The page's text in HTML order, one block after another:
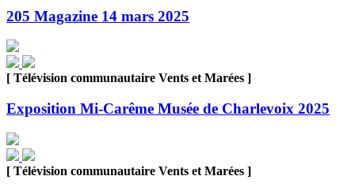
205 Magazine 14 mars 2025
[ Télévision communautaire Vents et Marées ]
Exposition Mi-Carême Musée de Charlevoix 2025
[ Télévision communautaire Vents et Marées ]